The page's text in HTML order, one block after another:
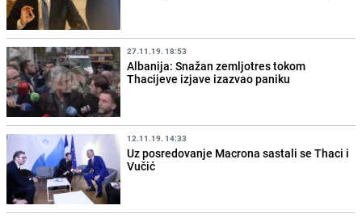
27.11.19. 18:53
Albanija: Snažan zemljotres tokom
Thacijeve izjave izazvao paniku
12.11.19. 14:33
Uz posredovanje Macrona sastali se Thaci i
Vučić